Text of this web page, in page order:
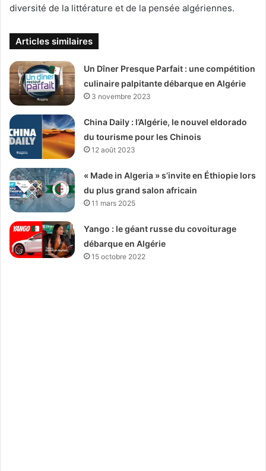
diversité de la littérature et de la pensée algériennes.
Articles similaires
Un Dîner Presque Parfait : une compétition
culinaire palpitante débarque en Algérie
3 novembre 2023
China Daily : l’Algérie, le nouvel eldorado
du tourisme pour les Chinois
12 août 2023
« Made in Algeria » s’invite en Éthiopie lors
du plus grand salon africain
11 mars 2025
Yango : le géant russe du covoiturage
débarque en Algérie
15 octobre 2022